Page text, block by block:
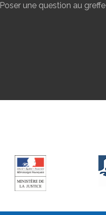
Poser une question au greffe